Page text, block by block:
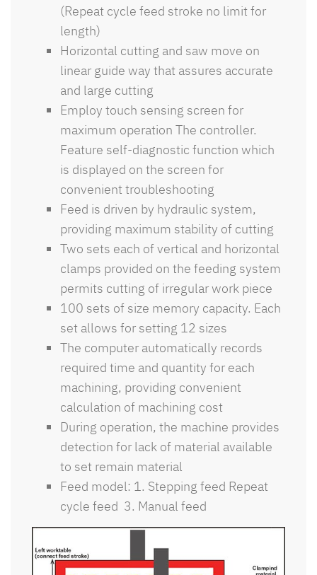
(Repeat cycle feed stroke no limit for
length)
Horizontal cutting and saw move on
linear guide way that assures accurate
and large cutting
Employ touch sensing screen for
maximum operation The controller.
Feature self-diagnostic function which
is displayed on the screen for
convenient troubleshooting
Feed is driven by hydraulic system,
providing maximum stability of cutting
Two sets each of vertical and horizontal
clamps provided on the feeding system
permits cutting of irregular work piece
100 sets of size memory capacity. Each
set allows for setting 12 sizes
The computer automatically records
required time and quantity for each
machining, providing convenient
calculation of machining cost
During operation, the machine provides
detection for lack of material available
to set remain material
Feed model: 1. Stepping feed Repeat
cycle feed 3. Manual feed